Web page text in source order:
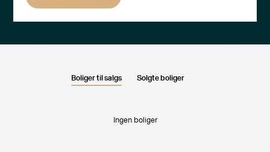
Boliger til salgs Solgte boliger
Ingen boliger